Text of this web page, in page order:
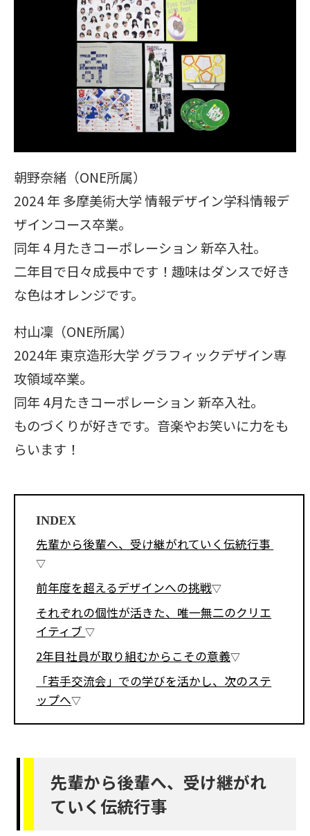
朝野奈緒（ONE所属）
2024 年 多摩美術大学 情報デザイン学科情報デ
ザインコース卒業。
同年 4 月たきコーポレーション 新卒入社。
二年目で日々成長中です！趣味はダンスで好き
な色はオレンジです。
村山凜（ONE所属）
2024年 東京造形大学 グラフィックデザイン専
攻領域卒業。
同年 4月たきコーポレーション 新卒入社。
ものづくりが好きです。音楽やお笑いに力をも
らいます！
INDEX
先輩から後輩へ、受け継がれていく伝統行事
前年度を超えるデザインへの挑戦
それぞれの個性が活きた、唯一無二のクリエ
イティブ
2年目社員が取り組むからこその意義
「若手交流会」での学びを活かし、次のステ
ップへ
先輩から後輩へ、受け継がれ
ていく伝統行事